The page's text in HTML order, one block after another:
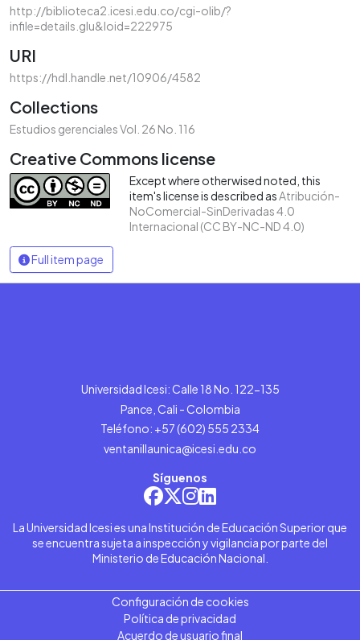
http://biblioteca2.icesi.edu.co/cgi-olib/?
infile=details.glu&loid=222975
URI
https://hdl.handle.net/10906/4582
Collections
Estudios gerenciales Vol. 26 No. 116
Creative Commons license
Except where otherwised noted, this
item's license is described asAtribución-
NoComercial-SinDerivadas 4.0
Internacional (CC BY-NC-ND 4.0)
Full item page
Universidad Icesi: Calle 18 No. 122-135
Pance, Cali - Colombia
Teléfono: +57 (602) 555 2334
ventanillaunica@icesi.edu.co
Síguenos
La Universidad Icesi es una Institución de Educación Superior que
se encuentra sujeta a inspección y vigilancia por parte del
Ministerio de Educación Nacional.
Configuración de cookies
Política de privacidad
Acuerdo de usuario final